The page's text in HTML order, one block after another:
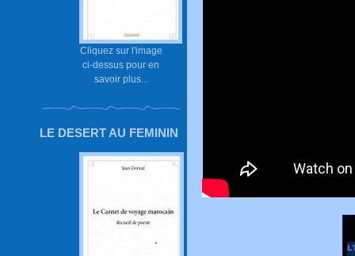
Cliquez sur l'image
ci-dessus pour en
savoir plus...
LE DESERT AU FEMININ